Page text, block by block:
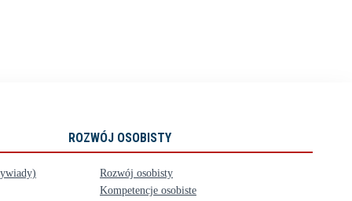
ROZWÓJ OSOBISTY
Rozwój osobisty
Kompetencje osobiste